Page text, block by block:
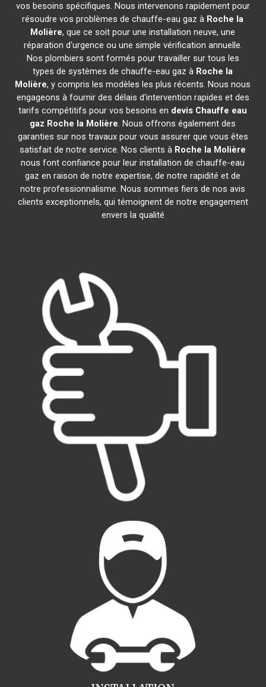
vos besoins spécifiques. Nous intervenons rapidement pour
résoudre vos problèmes de chauffe-eau gaz à Roche la
Molière, que ce soit pour une installation neuve, une
réparation d'urgence ou une simple vérification annuelle.
Nos plombiers sont formés pour travailler sur tous les
types de systèmes de chauffe-eau gaz à Roche la
Molière, y compris les modèles les plus récents. Nous nous
engageons à fournir des délais d'intervention rapides et des
tarifs compétitifs pour vos besoins en devis Chauffe eau
gaz Roche la Molière. Nous offrons également des
garanties sur nos travaux pour vous assurer que vous êtes
satisfait de notre service. Nos clients à Roche la Molière
nous font confiance pour leur installation de chauffe-eau
gaz en raison de notre expertise, de notre rapidité et de
notre professionnalisme. Nous sommes fiers de nos avis
clients exceptionnels, qui témoignent de notre engagement
envers la qualité